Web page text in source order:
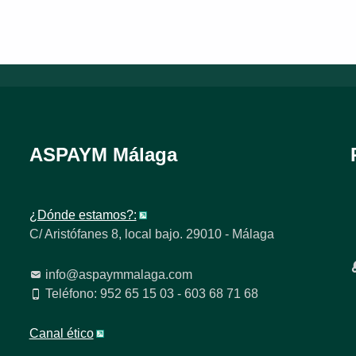
ASPAYM Málaga
¿Dónde estamos?:
C/ Aristófanes 8, local bajo. 29010 - Málaga
info@aspaymmalaga.com
Teléfono: 952 65 15 03 - 603 68 71 68
Canal ético